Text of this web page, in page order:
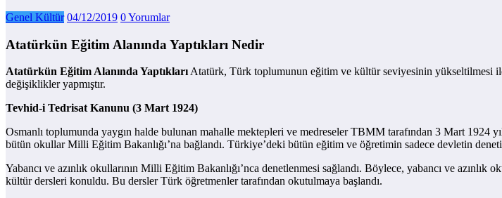
Genel Kültür 04/12/2019 0 Yorumlar
Atatürkün Eğitim Alanında Yaptıkları Nedir
Atatürkün Eğitim Alanında Yaptıkları Atatürk, Türk toplumunun eğitim ve kültür seviyesinin yükseltilmesi ile
değişiklikler yapmıştır.
Tevhid-i Tedrisat Kanunu (3 Mart 1924)
Osmanlı toplumunda yaygın halde bulunan mahalle mektepleri ve medreseler TBMM tarafından 3 Mart 1924
bütün okullar Milli Eğitim Bakanlığı’na bağlandı. Türkiye’deki bütün eğitim ve öğretimin sadece devletin
Yabancı ve azınlık okullarının Milli Eğitim Bakanlığı’nca denetlenmesi sağlandı. Böylece, yabancı ve
kültür dersleri konuldu. Bu dersler Türk öğretmenler tarafından okutulmaya başlandı.